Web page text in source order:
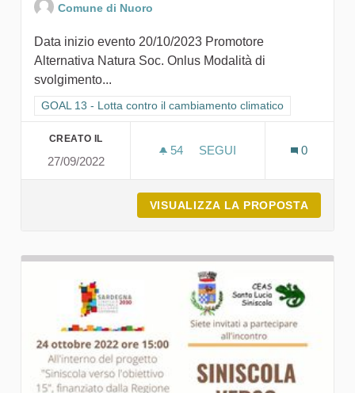
Comune di Nuoro
Data inizio evento 20/10/2023 Promotore
Alternativa Natura Soc. Onlus Modalità di
svolgimento...
Filtra i risultati per categoria: GOAL 13 - Lotta contro il
GOAL 13 - Lotta contro il cambiamento climatico
CREATO IL
27/09/2022
54 54 SOSTENITORI
SEGUI
0
VISUALIZZA LA PROPOSTA